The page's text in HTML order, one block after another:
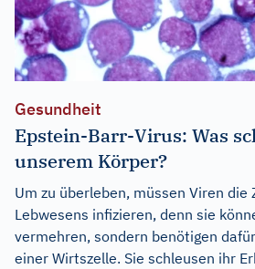
Gesundheit
Epstein-Barr-Virus: Was
unserem Körper?
Um zu überleben, müssen Viren die
Lebwesens infizieren, denn sie
vermehren, sondern benötigen
einer Wirtszelle. Sie schleusen ihr